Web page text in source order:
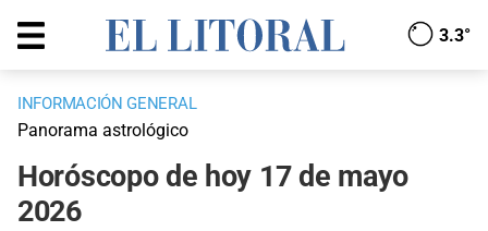
3.3°
INFORMACIÓN GENERAL
Panorama astrológico
Horóscopo de hoy 17 de mayo
2026